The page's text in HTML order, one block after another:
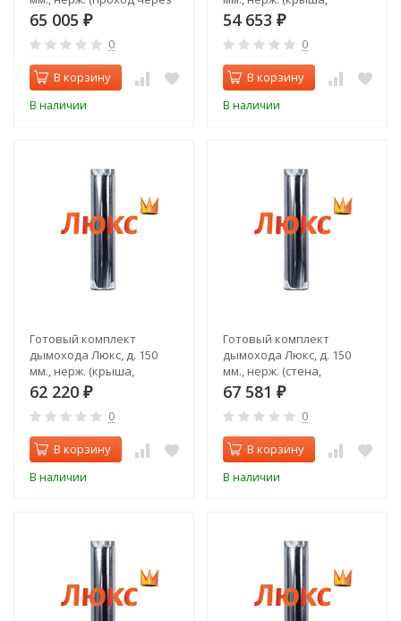
стену, задний выход)
65 005 ₽
0
В корзину
В наличии
верхний выход)
54 653 ₽
0
В корзину
В наличии
Готовый комплект
дымохода Люкс, д. 150
мм., нерж. (крыша,
задний выход)
62 220 ₽
0
В корзину
В наличии
Готовый комплект
дымохода Люкс, д. 150
мм., нерж. (стена,
верхний выход)
67 581 ₽
0
В корзину
В наличии